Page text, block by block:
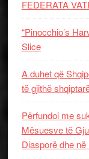
FEDERATA
“Pinocchio’s
Slice
A duhet që
të gjithë
Përfundoi me
Mësuesve të
Diasporë dhe